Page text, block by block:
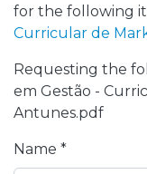
Entities
Statistics
for the following
Curricular de
Requesting the
em Gestão -
Antunes.pdf
Name *